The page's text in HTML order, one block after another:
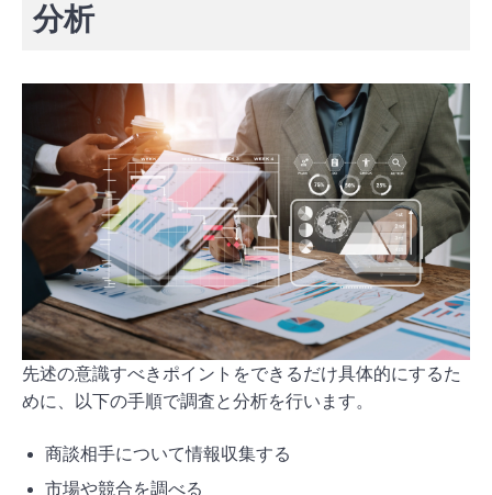
分析
先述の意識すべきポイントをできるだけ具体的にするた
めに、以下の手順で調査と分析を行います。
商談相手について情報収集する
市場や競合を調べる